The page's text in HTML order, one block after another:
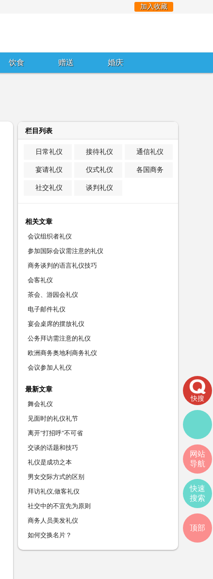
加入收藏
饮食 赠送 婚庆
栏目列表
日常礼仪 接待礼仪 通信礼仪
宴请礼仪 仪式礼仪 各国商务
社交礼仪 谈判礼仪
相关文章
会议组织者礼仪
参加国际会议需注意的礼仪
商务谈判的语言礼仪技巧
会客礼仪
茶会、游园会礼仪
电子邮件礼仪
宴会桌席的摆放礼仪
公务拜访需注意的礼仪
欧洲商务奥地利商务礼仪
会议参加人礼仪
最新文章
舞会礼仪
见面时的礼仪礼节
离开"打招呼"不可省
交谈的话题和技巧
礼仪是成功之本
男女交际方式的区别
拜访礼仪,做客礼仪
社交中的不宜先为原则
商务人员美发礼仪
如何交换名片？
快搜
网站
导航
快速
搜索
顶部